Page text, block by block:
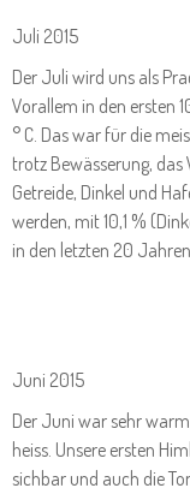
Juli 2015
Der Juli wird uns als
Vorallem in den ersten
° C. Das war für die
trotz Bewässerung,
Getreide, Dinkel und
werden, mit 10,1 %
in den letzten 20
Juni 2015
Der Juni war sehr
heiss. Unsere ersten
sichbar und auch die